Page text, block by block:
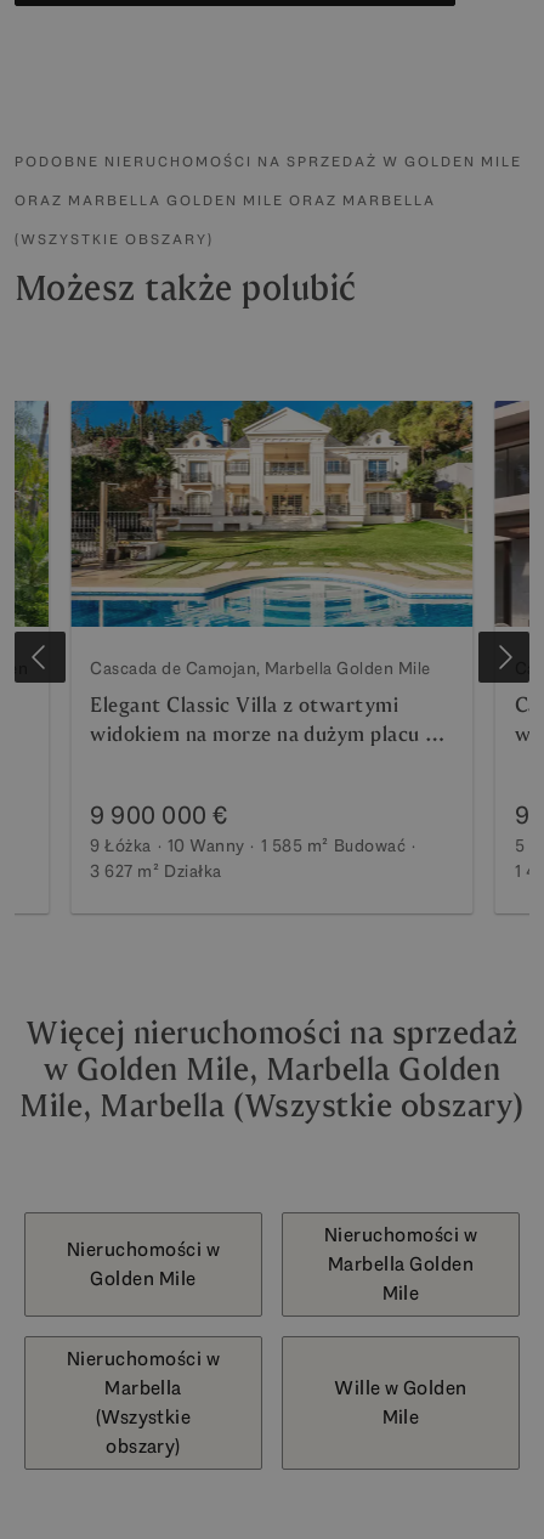
PODOBNE NIERUCHOMOŚCI NA SPRZEDAŻ W GOLDEN MILE
ORAZ MARBELLA GOLDEN MILE ORAZ MARBELLA
(WSZYSTKIE OBSZARY)
Możesz także polubić
Cascada de Camojan, Marbella Golden Mile
Elegant Classic Villa z otwartymi
widokiem na morze na dużym placu w
9 900 000 €
9 Łóżka 10 Wanny 1 585 m² Budować
3 627 m² Działka
9
5
1
Więcej nieruchomości na sprzedaż
w Golden Mile, Marbella Golden
Mile, Marbella (Wszystkie obszary)
Nieruchomości w
Golden Mile
Nieruchomości w
Marbella Golden
Mile
Nieruchomości w
Marbella
(Wszystkie
obszary)
Wille w Golden
Mile